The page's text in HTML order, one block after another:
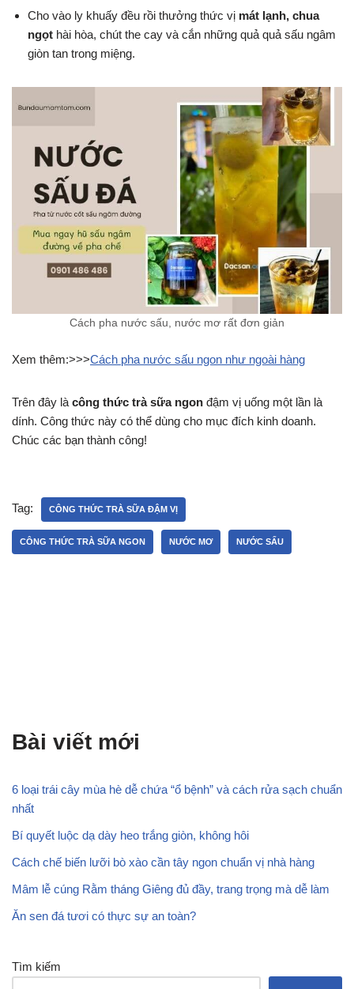
Cho vào ly khuấy đều rồi thưởng thức vị mát lạnh, chua
ngọt hài hòa, chút the cay và cắn những quả quả sấu ngâm
giòn tan trong miệng.
Cách pha nước sấu, nước mơ rất đơn giản
Xem thêm:>>>Cách pha nước sấu ngon như ngoài hàng
Trên đây là công thức trà sữa ngon đậm vị uống một lần là
dính. Công thức này có thể dùng cho mục đích kinh doanh.
Chúc các bạn thành công!
Tag: CÔNG THỨC TRÀ SỮA ĐẬM VỊ
CÔNG THỨC TRÀ SỮA NGON NƯỚC MƠ NƯỚC SẤU
Bài viết mới
6 loại trái cây mùa hè dễ chứa “ổ bệnh” và cách rửa sạch chuẩn
nhất
Bí quyết luộc dạ dày heo trắng giòn, không hôi
Cách chế biến lưỡi bò xào cần tây ngon chuẩn vị nhà hàng
Mâm lễ cúng Rằm tháng Giêng đủ đầy, trang trọng mà dễ làm
Ăn sen đá tươi có thực sự an toàn?
Tìm kiếm